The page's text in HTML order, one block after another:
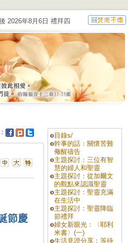
2026年8月6日 禮拜四
節慶
目錄s/
幹事的話：關懷苦難
儆醒禱告
主題探討：三位有智
慧的婦人和聖靈
主題探討：從加爾文
的觀點來認識聖靈
主題探討：聖靈充滿
在生活中
主題探討：聖靈降臨
節禮拜
婦女新眼光：〈耶利
米書〉(一)
生活見證分享：等待